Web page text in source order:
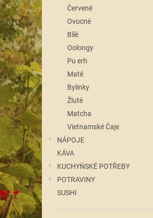
n
e
l
Červené
Ovocné
Bílé
Oolongy
Pu erh
Maté
Bylinky
Žluté
Matcha
Vietnamské Čaje
NÁPOJE
KÁVA
KUCHYŇSKÉ POTŘEBY
POTRAVINY
SUSHI